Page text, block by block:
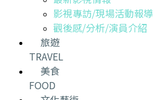
影視專訪/現場活動報導
觀後感/分析/演員介紹
旅遊
TRAVEL
美食
FOOD